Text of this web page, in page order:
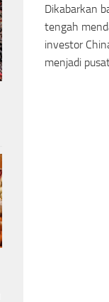
Dikabarkan
tengah
investor
menjadi